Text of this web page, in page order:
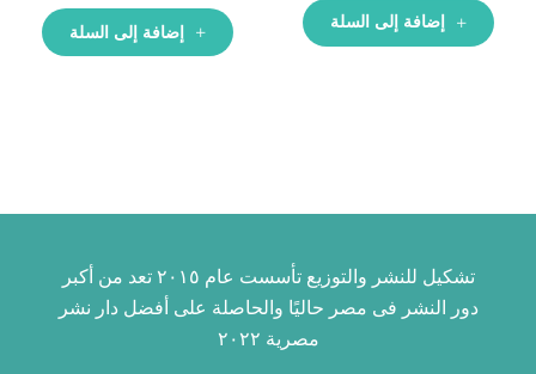
إضافة إلى السلة
إضافة إلى السلة
تشكيل للنشر والتوزيع تأسست عام ٢٠١٥ تعد من أكبر
دور النشر فى مصر حاليًا والحاصلة على أفضل دار نشر
مصرية ٢٠٢٢